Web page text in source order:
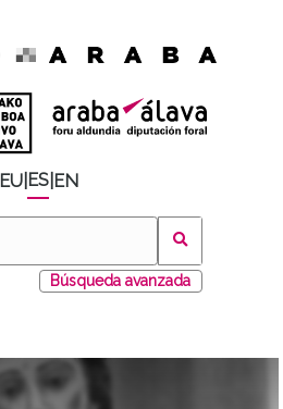
EU ES EN
Búsqueda avanzada